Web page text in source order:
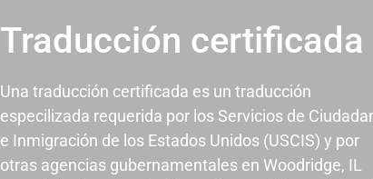
Traducción certificada
Una traducción certificada es un traducción
especilizada requerida por los Servicios de
e Inmigración de los Estados Unidos (USCIS) y por
otras agencias gubernamentales en Woodridge, IL